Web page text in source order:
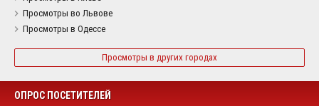
Просмотры во Львове
Просмотры в Одессе
Просмотры в других городах
ОПРОС ПОСЕТИТЕЛЕЙ